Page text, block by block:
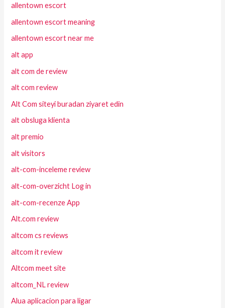
allentown escort
allentown escort meaning
allentown escort near me
alt app
alt com de review
alt com review
Alt Com siteyi buradan ziyaret edin
alt obsluga klienta
alt premio
alt visitors
alt-com-inceleme review
alt-com-overzicht Log in
alt-com-recenze App
Alt.com review
altcom cs reviews
altcom it review
Altcom meet site
altcom_NL review
Alua aplicacion para ligar